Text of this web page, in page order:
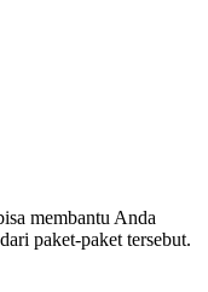
membantu Anda
paket-paket tersebut.